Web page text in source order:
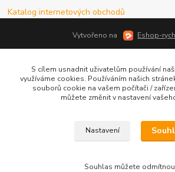
Katalog internetových obchodů
Vytvořeno na Eshop-
S cílem usnadnit uživatelům používání
využíváme cookies. Používáním našich
souborů cookie na vašem počítači /
můžete změnit v nastavení
Nastavení
Souhlas můžete